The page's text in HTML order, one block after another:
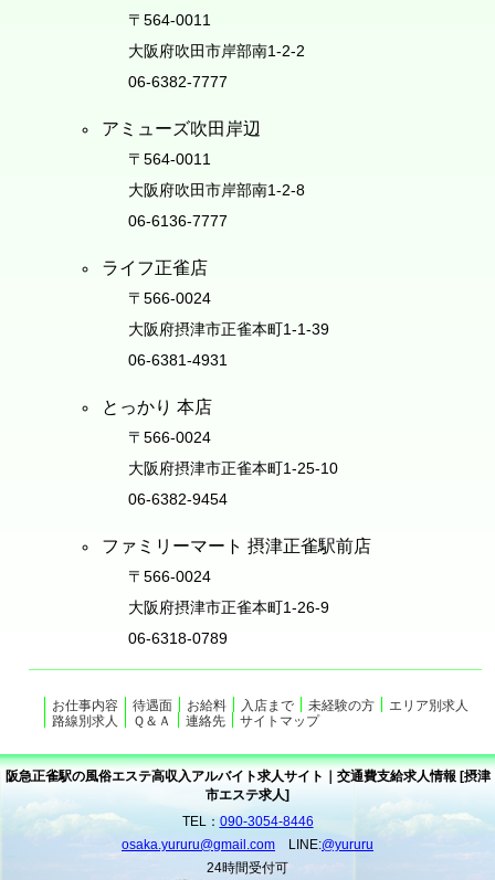
〒564-0011
大阪府吹田市岸部南1-2-2
06-6382-7777
アミューズ吹田岸辺
〒564-0011
大阪府吹田市岸部南1-2-8
06-6136-7777
ライフ正雀店
〒566-0024
大阪府摂津市正雀本町1-1-39
06-6381-4931
とっかり 本店
〒566-0024
大阪府摂津市正雀本町1-25-10
06-6382-9454
ファミリーマート 摂津正雀駅前店
〒566-0024
大阪府摂津市正雀本町1-26-9
06-6318-0789
お仕事内容 待遇面 お給料 入店まで 未経験の方
エリア別求人
路線別求人
Ｑ＆Ａ 連絡先 サイトマップ
阪急正雀駅の風俗エステ高収入アルバイト求人サイト｜交通費支給求人情報 [摂津
市エステ求人]
TEL： 090-3054-8446
osaka.yururu@gmail.com LINE:@yururu
24時間受付可